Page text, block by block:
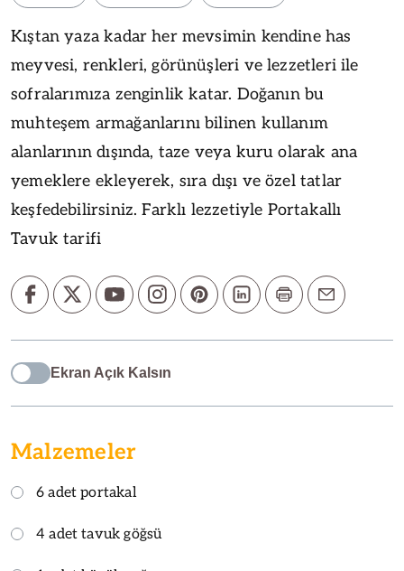
Kıştan yaza kadar her mevsimin kendine has
meyvesi, renkleri, görünüşleri ve lezzetleri ile
sofralarımıza zenginlik katar. Doğanın bu
muhteşem armağanlarını bilinen kullanım
alanlarının dışında, taze veya kuru olarak ana
yemeklere ekleyerek, sıra dışı ve özel tatlar
keşfedebilirsiniz. Farklı lezzetiyle Portakallı
Tavuk tarifi
Ekran Açık Kalsın
Malzemeler
6 adet portakal
4 adet tavuk göğsü